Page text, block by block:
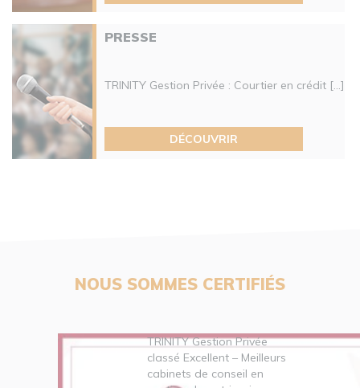
PRESSE
TRINITY Gestion Privée : Courtier en crédit [...]
DÉCOUVRIR
NOUS SOMMES CERTIFIÉS
TRINITY Gestion Privée
classé Excellent – Meilleurs
cabinets de conseil en